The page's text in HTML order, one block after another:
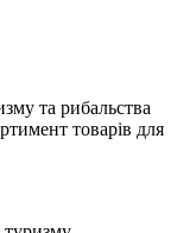
та рибальства
товарів для